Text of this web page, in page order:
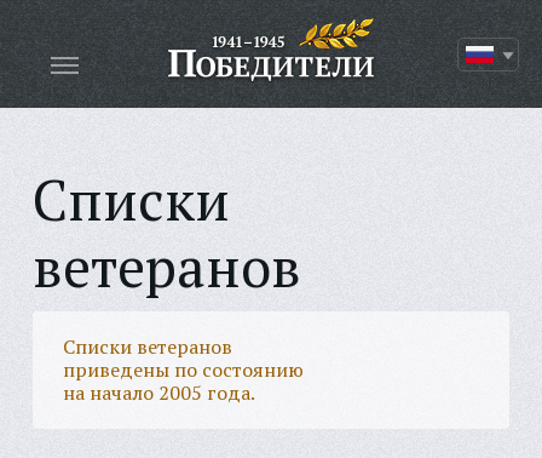
Списки
ветеранов
Списки ветеранов
приведены по состоянию
на начало 2005 года.